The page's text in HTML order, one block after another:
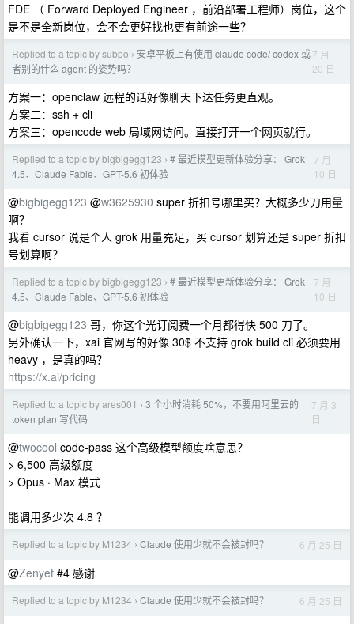
FDE （ Forward Deployed Engineer ，前沿部署工程师）岗位，这个
是不是全新岗位，会不会更好找也更有前途一些？
Replied to a topic by subpo › 安卓平板上有使用 claude code/ codex 或
者别的什么 agent 的姿势吗？
7 月
20 日
方案一：openclaw 远程的话好像聊天下达任务更直观。
方案二：ssh + cli
方案三：opencode web 局域网访问。直接打开一个网页就行。
Replied to a topic by bigbigegg123 › # 最近模型更新体验分享： Grok
4.5、Claude Fable、GPT-5.6 初体验
7 月
10 日
@bigbigegg123 @w3625930 super 折扣号哪里买？大概多少刀用量
啊？
我看 cursor 说是个人 grok 用量充足，买 cursor 划算还是 super 折扣
号划算啊？
Replied to a topic by bigbigegg123 › # 最近模型更新体验分享： Grok
4.5、Claude Fable、GPT-5.6 初体验
7 月
10 日
@bigbigegg123 哥，你这个光订阅费一个月都得快 500 刀了。
另外确认一下，xai 官网写的好像 30$ 不支持 grok build cli 必须要用
heavy ，是真的吗？
https://x.ai/pricing
Replied to a topic by ares001 › 3 个小时消耗 50%，不要用阿里云的
token plan 写代码
7 月 3
日
@twocool code-pass 这个高级模型额度啥意思？
> 6,500 高级额度
> Opus · Max 模式
能调用多少次 4.8 ？
Replied to a topic by M1234 › Claude 使用少就不会被封吗？ 6 月 25 日
@Zenyet #4 感谢
Replied to a topic by M1234 › Claude 使用少就不会被封吗？ 6 月 25 日